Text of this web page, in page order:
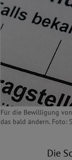
Für die Bewilligung
das bald ändern. Foto:
Die